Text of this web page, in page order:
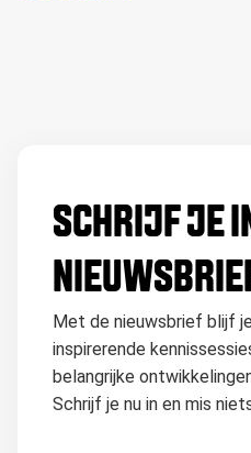
SCHRIJF JE
Met de nieuwsbrief blijf
inspirerende
belangrijke
Schrijf je nu in en mis